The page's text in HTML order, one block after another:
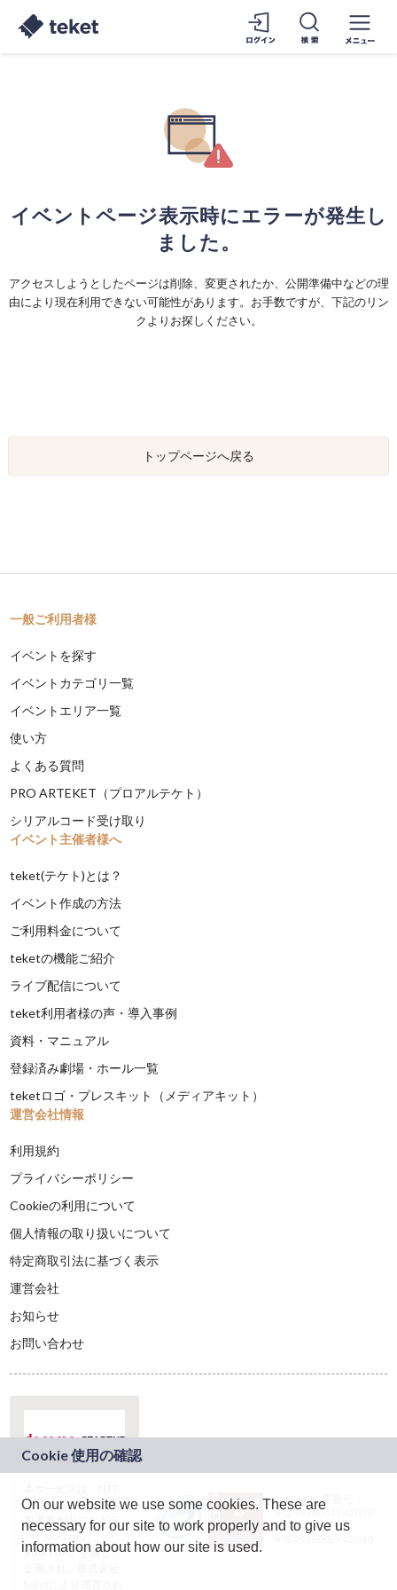
イベントページ表示時にエラーが発生し
ました。
アクセスしようとしたページは削除、変更されたか、公開準備中などの理
由により現在利用できない可能性があります。お手数ですが、下記のリン
クよりお探しください。
トップページへ戻る
一般ご利用者様
イベントを探す
イベントカテゴリ一覧
イベントエリア一覧
使い方
よくある質問
PRO ARTEKET（プロアルテケト）
シリアルコード受け取り
イベント主催者様へ
teket(テケト)とは？
イベント作成の方法
ご利用料金について
teketの機能ご紹介
ライブ配信について
teket利用者様の声・導入事例
資料・マニュアル
登録済み劇場・ホール一覧
teketロゴ・プレスキット（メディアキット）
運営会社情報
利用規約
プライバシーポリシー
Cookieの利用について
個人情報の取り扱いについて
特定商取引法に基づく表示
運営会社
お知らせ
お問い合わせ
ドコモグループの新
規事業創出プログラ
ム「docomo
STARTUP」を通じて
JASRAC許諾番号：
9024936001Y45037
JASRAC許諾番号：
On our website we use some cookies. These are
necessary for our site to work properly and to give us
information about how our site is used.